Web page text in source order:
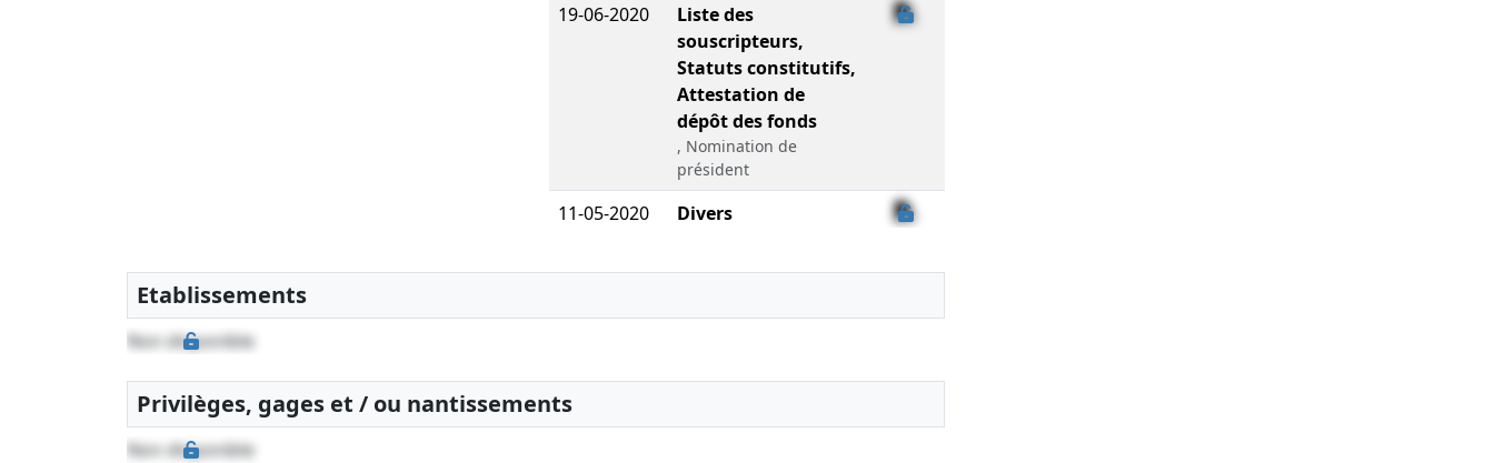
19-06-2020
Liste des
souscripteurs,
Statuts constitutifs,
Attestation de
dépôt des fonds
, Nomination de
président
11-05-2020
Divers
certifiée conforme
Etablissements
Non disponible
Privilèges, gages et / ou nantissements
Non disponible